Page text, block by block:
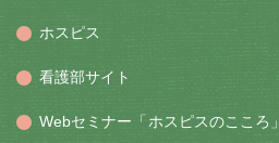
ホスピス
看護部サイト
Webセミナー「ホスピスのこころ」